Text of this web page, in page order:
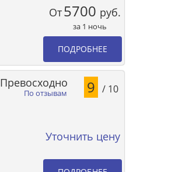
От5700 руб.
за 1 ночь
ПОДРОБНЕЕ
По отзывам
Превосходно 9 / 10
Уточнить цену